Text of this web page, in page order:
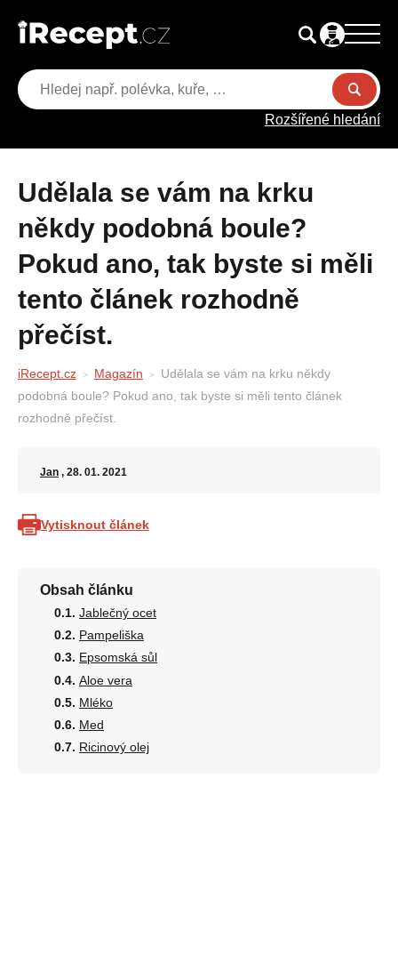
Rozšířené hledání
Udělala se vám na krku
někdy podobná boule?
Pokud ano, tak byste si měli
tento článek rozhodně
přečíst.
iRecept.cz Magazín
Udělala se vám na krku někdy
podobná boule? Pokud ano, tak byste si měli tento článek
rozhodně přečíst.
Jan , 28. 01. 2021
Vytisknout článek
Obsah článku
Jablečný ocet
Pampeliška
Epsomská sůl
Aloe vera
Mléko
Med
Ricinový olej